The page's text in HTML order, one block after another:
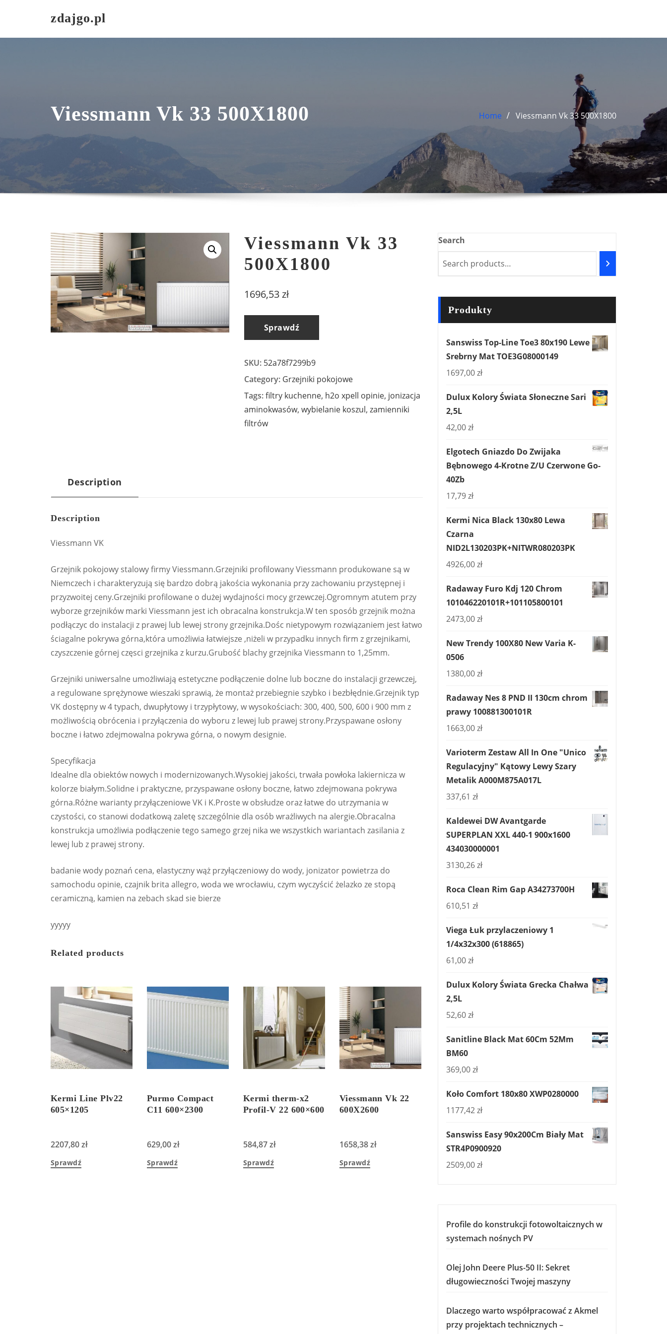
zdajgo.pl
Viessmann Vk 33 500X1800 Home Viessmann Vk 33 500X1800
Viessmann Vk 33
500X1800
1696,53zł
Sprawdź
SKU: 52a78f7299b9
Category: Grzejniki pokojowe
Tags:filtry kuchenne, h2o xpell opinie, jonizacja
aminokwasów, wybielanie koszul, zamienniki
filtrów
Description
Description
Viessmann VK
Grzejnik pokojowy stalowy firmy Viessmann.Grzejniki profilowany Viessmann produkowane są w
Niemczech i charakteryzują się bardzo dobrą jakościa wykonania przy zachowaniu przystępnej i
przyzwoitej ceny.Grzejniki profilowane o dużej wydajności mocy grzewczej.Ogromnym atutem przy
wyborze grzejników marki Viessmann jest ich obracalna konstrukcja.W ten sposób grzejnik można
podłączyc do instalacji z prawej lub lewej strony grzejnika.Dośc nietypowym rozwiązaniem jest łatwo
ściagalne pokrywa górna,która umożliwia łatwiejsze ,niżeli w przypadku innych firm z grzejnikami,
czyszczenie górnej częsci grzejnika z kurzu.Grubość blachy grzejnika Viessmann to 1,25mm.
Grzejniki uniwersalne umożliwiają estetyczne podłączenie dolne lub boczne do instalacji grzewczej,
a regulowane sprężynowe wieszaki sprawią, że montaż przebiegnie szybko i bezbłędnie.Grzejnik typ
VK dostępny w 4 typach, dwupłytowy i trzypłytowy, w wysokościach: 300, 400, 500, 600 i 900 mm z
możliwością obrócenia i przyłączenia do wyboru z lewej lub prawej strony.Przyspawane osłony
boczne i łatwo zdejmowalna pokrywa górna, o nowym designie.
Specyfikacja
Idealne dla obiektów nowych i modernizowanych.Wysokiej jakości, trwała powłoka lakiernicza w
kolorze białym.Solidne i praktyczne, przyspawane osłony boczne, łatwo zdejmowana pokrywa
górna.Różne warianty przyłączeniowe VK i K.Proste w obsłudze oraz łatwe do utrzymania w
czystości, co stanowi dodatkową zaletę szczególnie dla osób wrażliwych na alergie.Obracalna
konstrukcja umożliwia podłączenie tego samego grzej nika we wszystkich wariantach zasilania z
lewej lub z prawej strony.
badanie wody poznań cena, elastyczny wąż przyłączeniowy do wody, jonizator powietrza do
samochodu opinie, czajnik brita allegro, woda we wrocławiu, czym wyczyścić żelazko ze stopą
ceramiczną, kamien na zebach skad sie bierze
yyyyy
Related products
Kermi Line Plv22
605×1205
2207,80zł
Sprawdź
Purmo Compact
C11 600×2300
629,00zł
Sprawdź
Kermi therm-x2
Profil-V 22 600×600
584,87zł
Sprawdź
Viessmann Vk 22
600X2600
1658,38zł
Sprawdź
Search
Produkty
Sanswiss Top-Line Toe3 80x190 Lewe
Srebrny Mat TOE3G08000149
1697,00zł
Dulux Kolory Świata Słoneczne Sari
2,5L
42,00zł
Elgotech Gniazdo Do Zwijaka
Bębnowego 4-Krotne Z/U Czerwone Go-
40Zb
17,79zł
Kermi Nica Black 130x80 Lewa
Czarna
NID2L130203PK+NITWR080203PK
4926,00zł
Radaway Furo Kdj 120 Chrom
101046220101R+101105800101
2473,00zł
New Trendy 100X80 New Varia K-
0506
1380,00zł
Radaway Nes 8 PND II 130cm chrom
prawy 100881300101R
1663,00zł
Varioterm Zestaw All In One "Unico
Regulacyjny" Kątowy Lewy Szary
Metalik A000M875A017L
337,61 zł
Kaldewei DW Avantgarde
SUPERPLAN XXL 440-1 900x1600
434030000001
3130,26zł
Roca Clean Rim Gap A34273700H
610,51 zł
Viega Łuk przylaczeniowy 1
1/4x32x300 (618865)
61,00zł
Dulux Kolory Świata Grecka Chałwa
2,5L
52,60zł
Sanitline Black Mat 60Cm 52Mm
BM60
369,00zł
Koło Comfort 180x80 XWP0280000
1177,42zł
Sanswiss Easy 90x200Cm Biały Mat
STR4P0900920
2509,00zł
Profile do konstrukcji fotowoltaicznych w
systemach nośnych PV
Olej John Deere Plus-50 II: Sekret
długowieczności Twojej maszyny
Dlaczego warto współpracować z Akmel
przy projektach technicznych –